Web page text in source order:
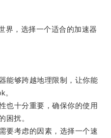
，选择一个适合的加速器
够跨越地理限制，让你能
。
十分重要，确保你的使用
困扰。
考虑的因素，选择一个速